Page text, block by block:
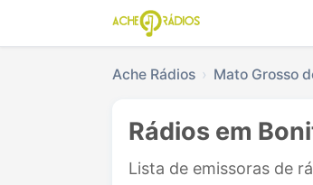
Ache Rádios Mato Grosso
Rádios em
Lista de emissoras de